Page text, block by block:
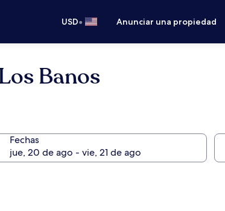
USD• Anunciar una propiedad
Banos
Fechas